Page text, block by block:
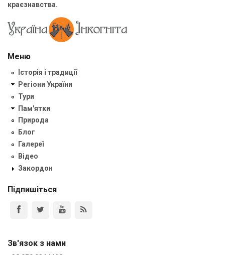
краєзнавства.
Меню
Історія і традиції
Регіони України
Тури
Пам'ятки
Природа
Блог
Галереї
Відео
Закордон
Підпишіться
Зв'язок з нами